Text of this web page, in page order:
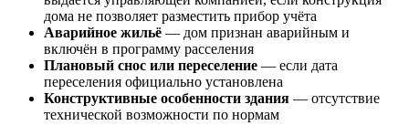
дома не позволяет разместить прибор учёта
Аварийное жильё — дом признан аварийным и
включён в программу расселения
Плановый снос или переселение — если дата
переселения официально установлена
Конструктивные особенности здания — отсутствие
технической возможности по нормам